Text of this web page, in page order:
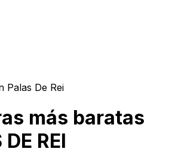
Palas De Rei
más baratas
REI